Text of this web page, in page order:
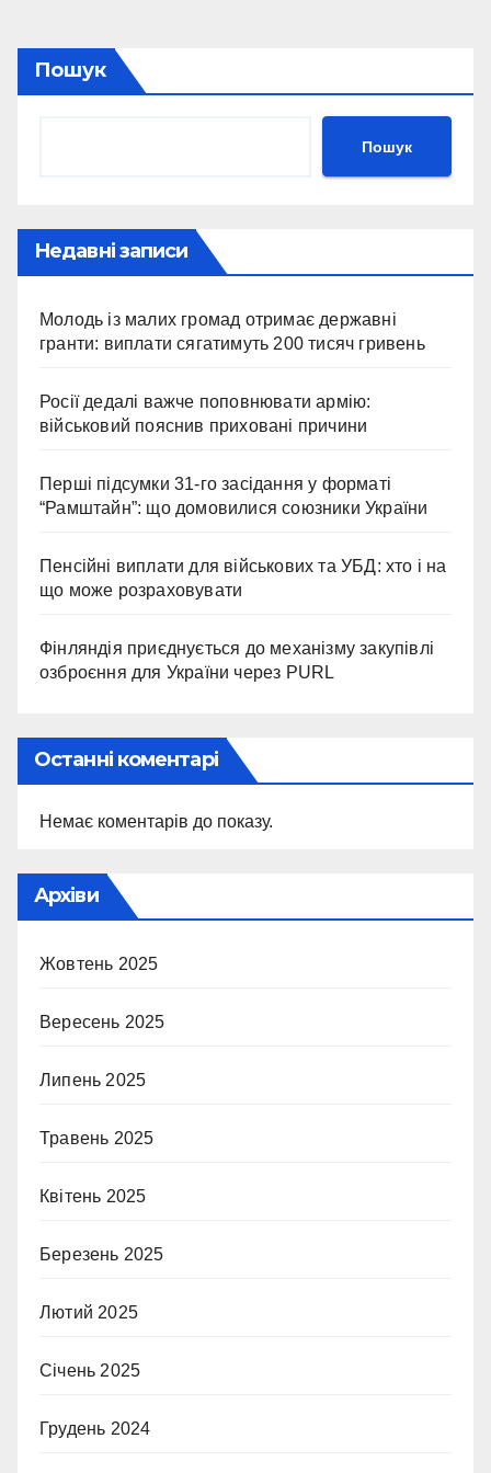
Пошук
Пошук
Недавні записи
Молодь із малих громад отримає державні
гранти: виплати сягатимуть 200 тисяч гривень
Росії дедалі важче поповнювати армію:
військовий пояснив приховані причини
Перші підсумки 31-го засідання у форматі
“Рамштайн”: що домовилися союзники України
Пенсійні виплати для військових та УБД: хто і на
що може розраховувати
Фінляндія приєднується до механізму закупівлі
озброєння для України через PURL
Останні коментарі
Немає коментарів до показу.
Архіви
Жовтень 2025
Вересень 2025
Липень 2025
Травень 2025
Квітень 2025
Березень 2025
Лютий 2025
Січень 2025
Грудень 2024